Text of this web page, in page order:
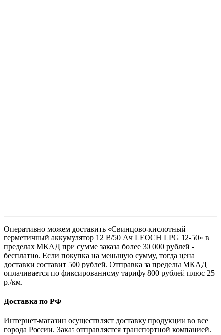
Оперативно можем доставить «Свинцово-кислотный
герметичный аккумулятор 12 В/50 Ач LEOCH LPG 12-50» в
пределах МКАД при сумме заказа более 30 000 рублей -
бесплатно. Если покупка на меньшую сумму, тогда цена
доставки составит 500 рублей. Отправка за пределы МКАД
оплачивается по фиксированному тарифу 800 рублей плюс 25
р./км.
Доставка по РФ
Интернет-магазин осуществляет доставку продукции во все
города России. Заказ отправляется транспортной компанией.